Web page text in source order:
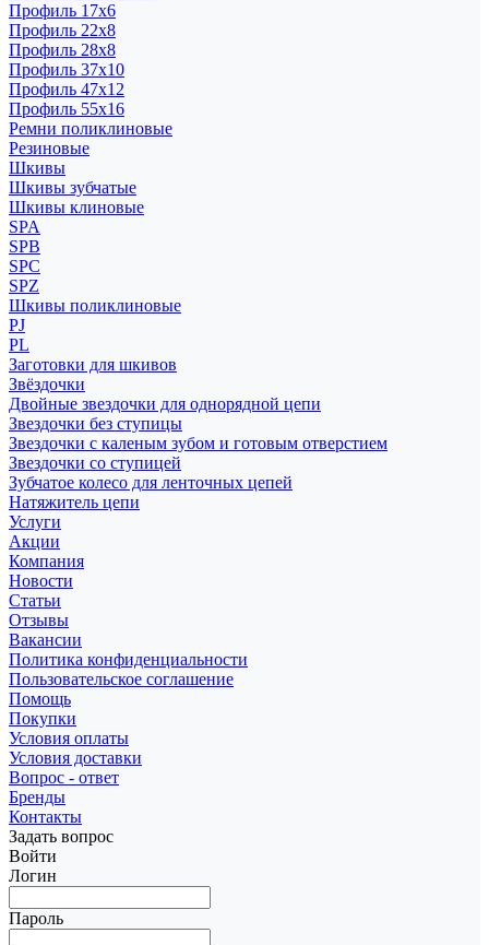
Профиль 17x6
Профиль 22x8
Профиль 28x8
Профиль 37x10
Профиль 47x12
Профиль 55x16
Ремни поликлиновые
Резиновые
Шкивы
Шкивы зубчатые
Шкивы клиновые
SPA
SPB
SPC
SPZ
Шкивы поликлиновые
PJ
PL
Заготовки для шкивов
Звёздочки
Двойные звездочки для однорядной цепи
Звездочки без ступицы
Звездочки с каленым зубом и готовым отверстием
Звездочки со ступицей
Зубчатое колесо для ленточных цепей
Натяжитель цепи
Услуги
Акции
Компания
Новости
Статьи
Отзывы
Вакансии
Политика конфиденциальности
Пользовательское соглашение
Помощь
Покупки
Условия оплаты
Условия доставки
Вопрос - ответ
Бренды
Контакты
Задать вопрос
Войти
Логин
Пароль